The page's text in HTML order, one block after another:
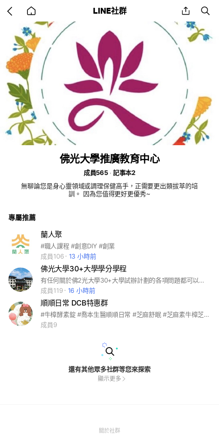
back
to
home
LINE社群 share
佛光大學推廣教育中心
成員565
記事本2
無聊論您是身心靈領域或調理保健高手，正需要更出類拔萃的培
訓。 因為您值得更好更優秀~
專屬推薦
蘭人聚
#職人課程 #創意DIY #創業
成員106
13 小時前
佛光大學30+大學學分學程
有任何關於佛2光大學30+大學試辦計劃的各項問題都可以提問，嚴禁未經許可的廣告宣傳。
成員119
16 小時前
順順日常 DCB特惠群
#牛樟酵素錠 #喬本生醫順順日常 #芝麻舒眠 #芝麻素牛樟芝 #優關捷 #複方丹參滴粒 #大豆異黃酮 #喬本生醫 #順順日常 #熟齡保健 #消化 #排便順暢 #心血管健康 #循環保健 #睡眠 #更年期 #關節炎 #關節痠痛 #幫助入睡 #腸道健康
成員9
還有其他眾多社群等您來探索
顯示更多
關於社群(Open